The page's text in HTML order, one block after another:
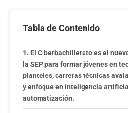
Tabla de Contenido
El Ciberbachillerato es el
la SEP para formar jóvenes en
planteles, carreras técnicas
y enfoque en inteligencia
automatización.